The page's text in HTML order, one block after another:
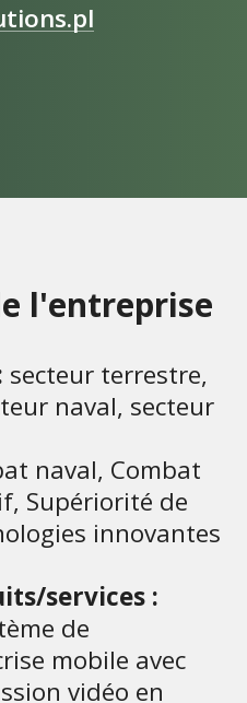
l'entreprise
secteur terrestre,
naval, secteur
naval, Combat
Supériorité de
innovantes
services :
de
mobile avec
vidéo en